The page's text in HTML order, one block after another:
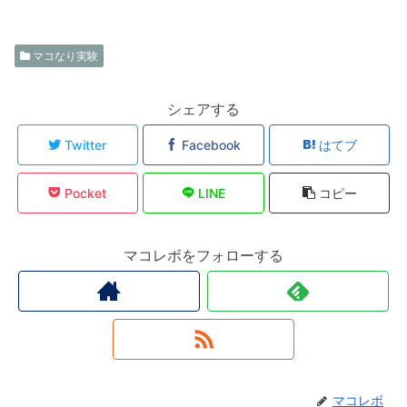
マコなり実験
シェアする
Twitter Facebook はてブ
Pocket LINE コピー
マコレボをフォローする
マコレボ